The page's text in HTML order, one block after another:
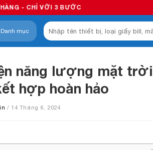
3 BƯỚC
Danh mục
Tìm
kiếm:
năng lượng mặt
hợp hoàn hảo
/ 14 Tháng 6, 2024